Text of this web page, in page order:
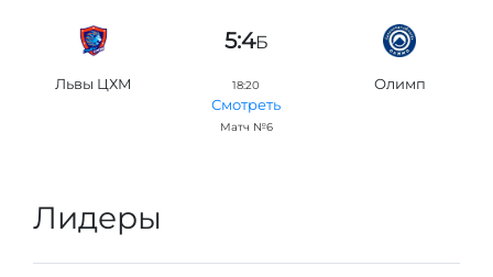
5:4Б
Львы ЦХМ 18:20
Смотреть
Матч №6
Олимп
Лидеры